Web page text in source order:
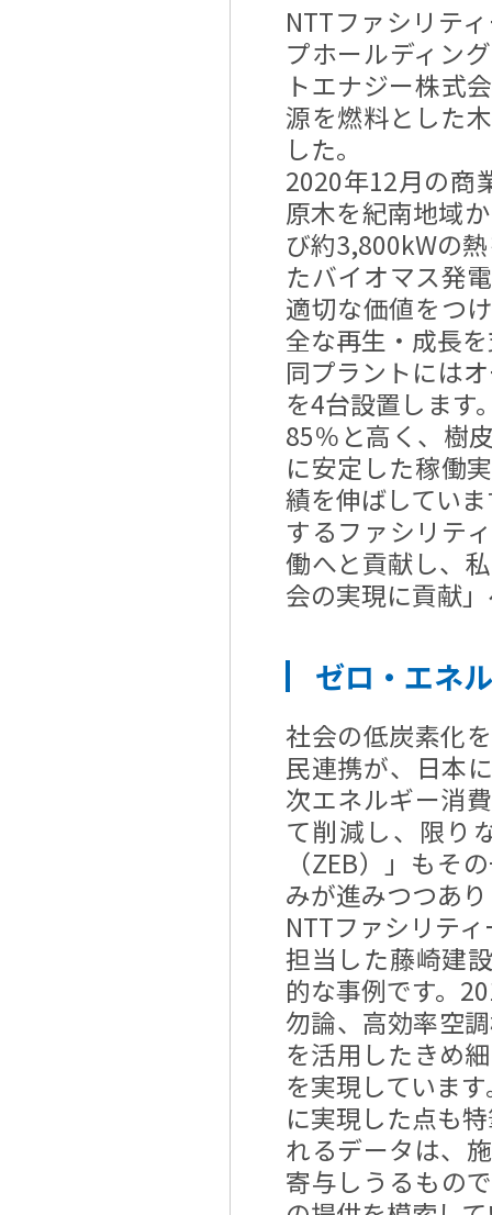
NTTファシリテ
プホールディン
トエナジー株式
源を燃料とした
した。
2020年12月の商
原木を紀南地域
び約3,800kWの
たバイオマス発
適切な価値をつ
全な再生・成長
同プラントには
を4台設置します
85％と高く、樹
に安定した稼働
績を伸ばしてい
するファシリテ
働へと貢献し、
会の実現に貢献
ゼロ・エネ
社会の低炭素化
民連携が、日本
次エネルギー消
て削減し、限り
（ZEB）」もそ
みが進みつつあ
NTTファシリテ
担当した藤崎建
的な事例です。
勿論、高効率空
を活用したきめ
を実現していま
に実現した点も
れるデータは、
寄与しうるもの